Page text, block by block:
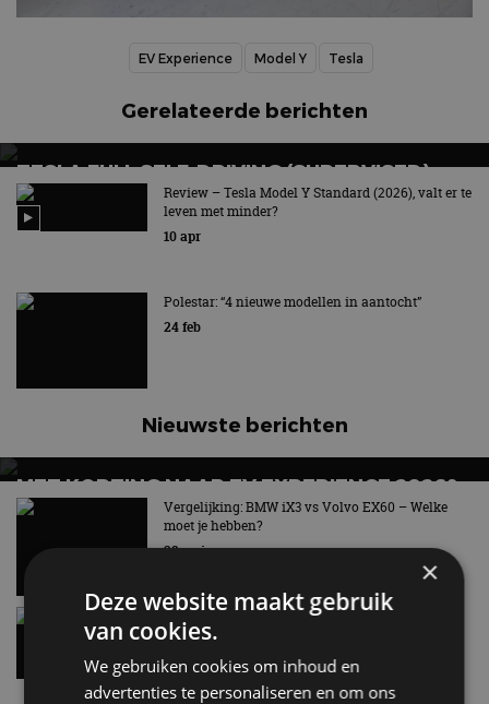
EV Experience Model Y Tesla
Gerelateerde berichten
TESLA FULL SELF-DRIVING (SUPERVISED):
HET MAG NU IN NEDERLAND!
Nieuw abonnement voor Full Self-Driving: dit kost het
Review – Tesla Model Y Standard (2026), valt er te
leven met minder?
10 apr
Polestar: “4 nieuwe modellen in aantocht”
24 feb
Nieuwste berichten
MET KORTING NAAR EV EXPERIENCE 2026?
AUTORAI REGELT HET!
EV Experience 2026 van 24 tot 26 september
Vergelijking: BMW iX3 vs Volvo EX60 – Welke
moet je hebben?
28 mei
Gespot: een Chevrolet Corvette Z06
7 aug
×
Deze website maakt gebruik
van cookies.
We gebruiken cookies om inhoud en
advertenties te personaliseren en om ons